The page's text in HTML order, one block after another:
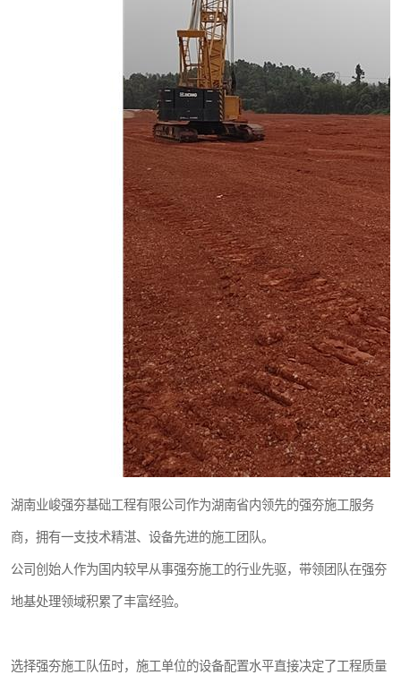
湖南业峻强夯基础工程有限公司作为湖南省内领先的强夯施工服务
商，拥有一支技术精湛、设备先进的施工团队。
公司创始人作为国内较早从事强夯施工的行业先驱，带领团队在强夯
地基处理领域积累了丰富经验。
选择强夯施工队伍时，施工单位的设备配置水平直接决定了工程质量